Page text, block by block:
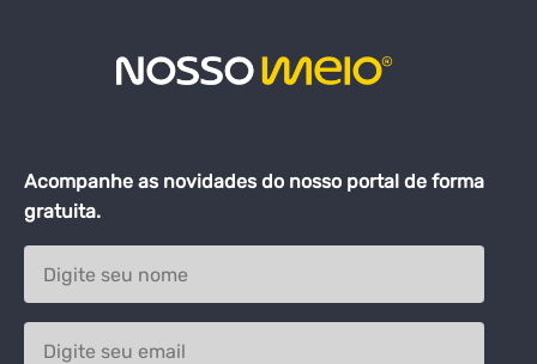
Acompanhe as novidades do nosso portal de forma
gratuita.